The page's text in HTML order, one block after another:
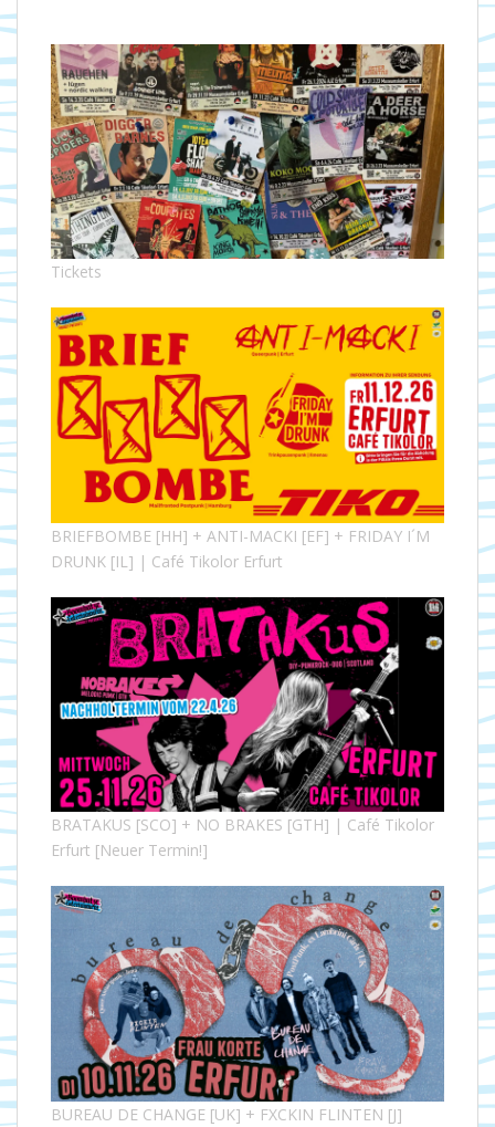
Tickets
BRIEFBOMBE [HH] + ANTI-MACKI [EF] + FRIDAY I´M
DRUNK [IL] | Café Tikolor Erfurt
BRATAKUS [SCO] + NO BRAKES [GTH] | Café Tikolor
Erfurt [Neuer Termin!]
BUREAU DE CHANGE [UK] + FXCKIN FLINTEN [J]